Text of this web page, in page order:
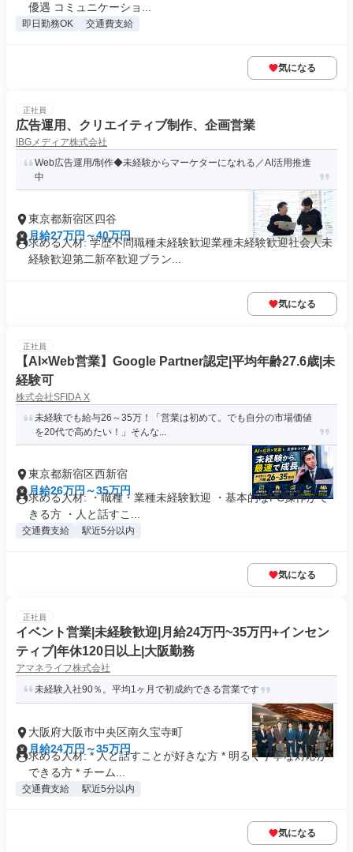
優遇 コミュニケーショ...
即日勤務OK 交通費支給
気になる
正社員
広告運用、クリエイティブ制作、企画営業
IBGメディア株式会社
Web広告運用/制作◆未経験からマーケターになれる／AI活用推進
中
東京都新宿区四谷
月給27万円～40万円
求める人材: 学歴不問職種未経験歓迎業種未経験歓迎社会人未
経験歓迎第二新卒歓迎ブラン...
気になる
正社員
【AI×Web営業】Google Partner認定|平均年齢27.6歳|未
経験可
株式会社SFIDA X
未経験でも給与26～35万！「営業は初めて。でも自分の市場価値
を20代で高めたい！」そんな...
東京都新宿区西新宿
月給26万円～35万円
求める人材: ・職種・業種未経験歓迎 ・基本的なPC操作がで
きる方 ・人と話すこ...
交通費支給 駅近5分以内
気になる
正社員
イベント営業|未経験歓迎|月給24万円~35万円+インセン
ティブ|年休120日以上|大阪勤務
アマネライフ株式会社
未経験入社90％。平均1ヶ月で初成約できる営業です
大阪府大阪市中央区南久宝寺町
月給24万円～35万円
求める人材: * 人と話すことが好きな方 * 明るく丁寧な対応が
できる方 * チーム...
交通費支給 駅近5分以内
気になる